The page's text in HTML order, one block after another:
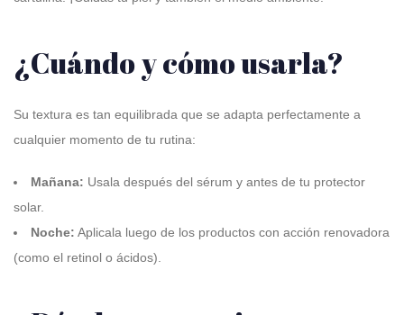
¿Cuándo y cómo usarla?
Su textura es tan equilibrada que se adapta perfectamente a
cualquier momento de tu rutina:
Mañana: Usala después del sérum y antes de tu protector
solar.
Noche: Aplicala luego de los productos con acción renovadora
(como el retinol o ácidos)